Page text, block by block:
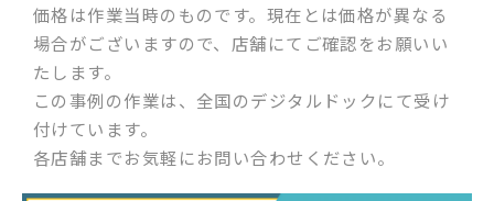
価格は作業当時のものです。現在とは価格が異なる
場合がございますので、店舗にてご確認をお願いい
たします。
この事例の作業は、全国のデジタルドックにて受け
付けています。
各店舗までお気軽にお問い合わせください。